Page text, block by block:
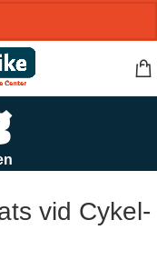
vid Cykel-